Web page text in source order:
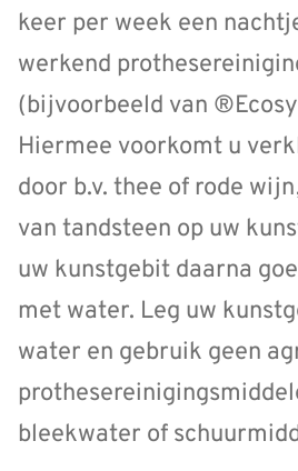
keer per week een
werkend
(bijvoorbeeld van
Hiermee voorkomt u
door b.v. thee of rode
van tandsteen op uw
uw kunstgebit daarna
met water. Leg uw
water en gebruik geen
bleekwater of